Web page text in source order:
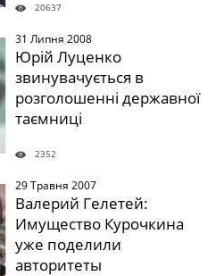
20637
31 Липня 2008
Юрій Луценко
звинувачується в
розголошенні державної
таємниці
2352
29 Травня 2007
Валерий Гелетей:
Имущество Курочкина
уже поделили
авторитеты